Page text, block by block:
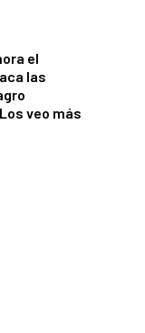
el
las
veo más